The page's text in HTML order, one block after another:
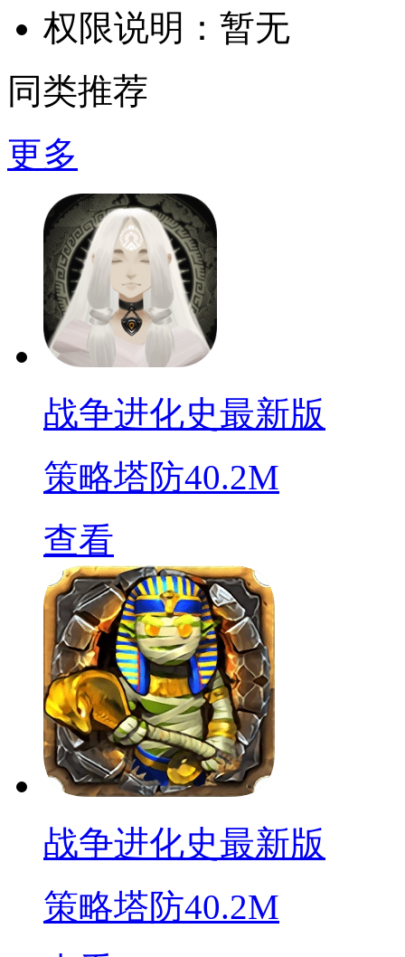
权限说明： 暂无
同类推荐
更多
战争进化史最新版
策略塔防40.2M
查看
战争进化史最新版
策略塔防40.2M